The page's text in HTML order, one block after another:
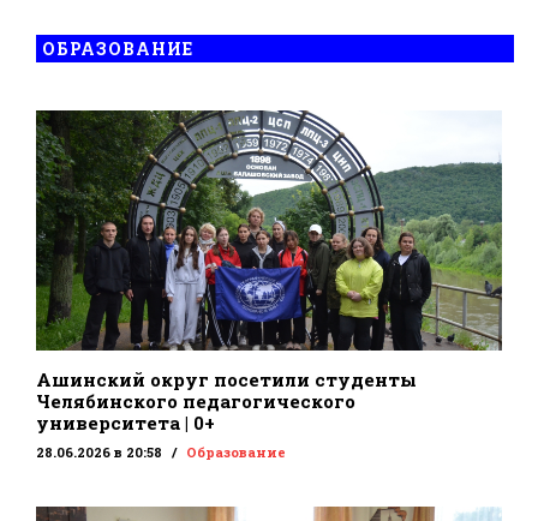
ОБРАЗОВАНИЕ
Ашинский округ посетили студенты
Челябинского педагогического
университета | 0+
28.06.2026 в 20:58 Образование